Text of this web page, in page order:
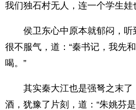
我们独石村无人，连一个学生娃
侯卫东心中原本就郁闷，听
很不服气，道：“秦书记，我先
喝。”
其实秦大江也是强弩之末了
酒，犹豫了片刻，道：“朱姚芬